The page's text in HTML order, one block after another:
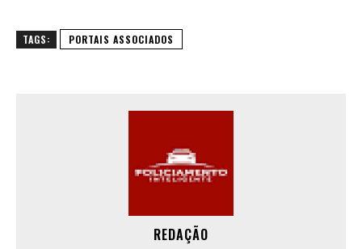
TAGS: PORTAIS ASSOCIADOS
REDAÇÃO